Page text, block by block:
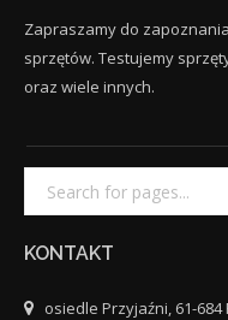
Zapraszamy do
sprzętów. Testujemy
oraz wiele innych.
KONTAKT
osiedle Przyjaźni, 61-